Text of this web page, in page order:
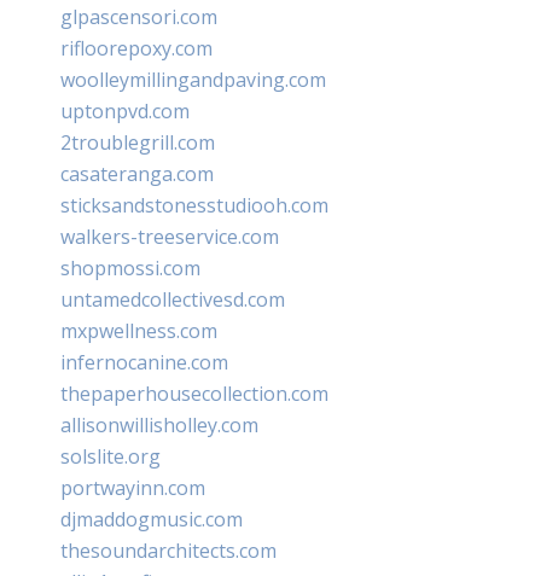
glpascensori.com
rifloorepoxy.com
woolleymillingandpaving.com
uptonpvd.com
2troublegrill.com
casateranga.com
sticksandstonesstudiooh.com
walkers-treeservice.com
shopmossi.com
untamedcollectivesd.com
mxpwellness.com
infernocanine.com
thepaperhousecollection.com
allisonwillisholley.com
solslite.org
portwayinn.com
djmaddogmusic.com
thesoundarchitects.com